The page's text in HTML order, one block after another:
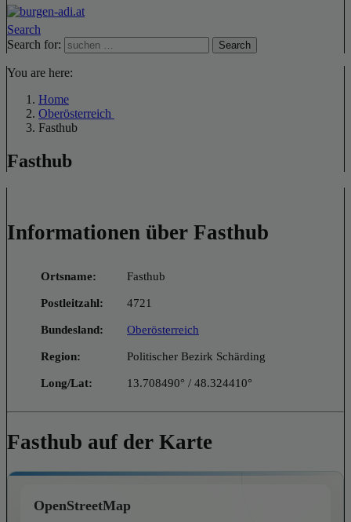
Search
Search for:
Search
You are here:
Home
Oberösterreich
Fasthub
Fasthub
Informationen über Fasthub
Ortsname: Fasthub
Postleitzahl: 4721
Bundesland: Oberösterreich
Region: Politischer Bezirk Schärding
Long/Lat: 13.708490° / 48.324410°
Fasthub auf der Karte
OpenStreetMap